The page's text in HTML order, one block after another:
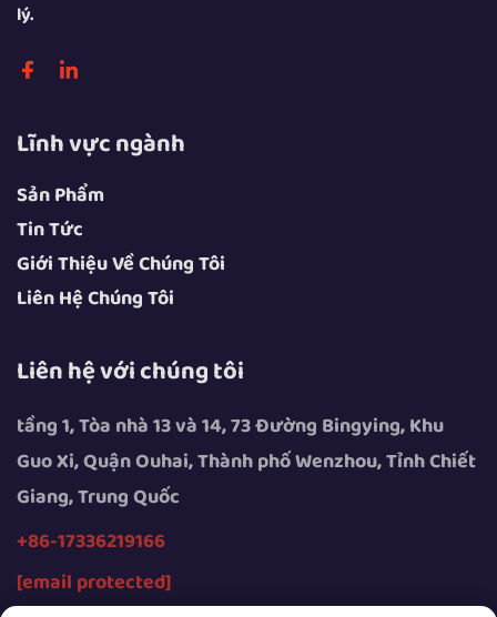
lý.
Lĩnh vực ngành
Sản Phẩm
Tin Tức
Giới Thiệu Về Chúng Tôi
Liên Hệ Chúng Tôi
Liên hệ với chúng tôi
tầng 1, Tòa nhà 13 và 14, 73 Đường Bingying, Khu
Guo Xi, Quận Ouhai, Thành phố Wenzhou, Tỉnh Chiết
Giang, Trung Quốc
+86-17336219166
[email protected]